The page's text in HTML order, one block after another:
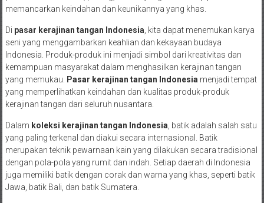
memancarkan keindahan dan keunikannya yang khas.
Di pasar kerajinan tangan Indonesia , kita dapat menemukan karya
seni yang menggambarkan keahlian dan kekayaan budaya
Indonesia. Produk-produk ini menjadi simbol dari kreativitas dan
kemampuan masyarakat dalam menghasilkan kerajinan tangan
yang memukau.
Pasar kerajinan tangan Indonesia menjadi tempat
yang memperlihatkan keindahan dan kualitas produk-produk
kerajinan tangan dari seluruh nusantara.
Dalam koleksi kerajinan tangan Indonesia , batik adalah salah satu
yang paling terkenal dan diakui secara internasional. Batik
merupakan teknik pewarnaan kain yang dilakukan secara tradisional
dengan pola-pola yang rumit dan indah. Setiap daerah di Indonesia
juga memiliki batik dengan corak dan warna yang khas, seperti batik
Jawa, batik Bali, dan batik Sumatera.